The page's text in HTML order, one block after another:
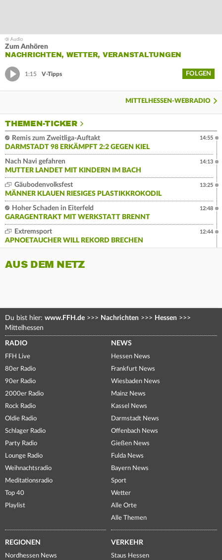
Zum Anhören
NACHRICHTEN, WETTER, VERANSTALTUNGEN
1:15 V-Tipps FOLGEN
MITTELHESSEN-WEBRADIO
THEMEN-TICKER
Remis zum Zweitliga-Auftakt
DARMSTADT 98 ERKÄMPFT 2:2 GEGEN KIEL
14:55
Nach Navi gefahren
MUTTER LANDET MIT KINDERN IM BACH
14:13
Gäubodenvolksfest
MÄNNER KLAUEN RIESIGES PLASTIKKROKODIL
13:25
Hoher Schaden in Eiterfeld
GARAGENTRAKT MIT WERKSTATT BRENNT
12:48
Extremsport
APNOETAUCHER WILL REKORD BRECHEN
12:44
AUS DEM NETZ
Du bist hier: www.FFH.de >>> Nachrichten >>> Hessen >>>
Mittelhessen
RADIO
FFH Live
80er Radio
90er Radio
2000er Radio
Rock Radio
Oldie Radio
Schlager Radio
Party Radio
Lounge Radio
Weihnachtsradio
Meditationsradio
Top 40
Playlist
NEWS
Hessen News
Frankfurt News
Wiesbaden News
Mainz News
Kassel News
Darmstadt News
Offenbach News
Gießen News
Fulda News
Bayern News
Sport
Wetter
Alle Orte
Alle Themen
REGIONEN
Nordhessen News
VERKEHR
Staus Hessen